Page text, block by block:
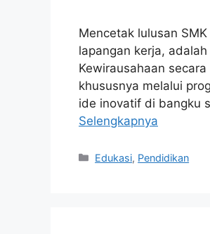
Mencetak lulusan
lapangan kerja,
Kewirausahaan
khususnya melalui
ide inovatif di bangku
Selengkapnya
Kategori
Edukasi, Pendidikan